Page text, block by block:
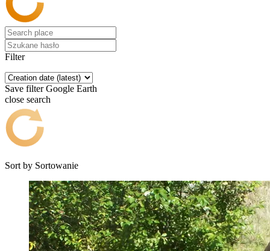
Filter
Save filter Google Earth
close search
Sort by Sortowanie